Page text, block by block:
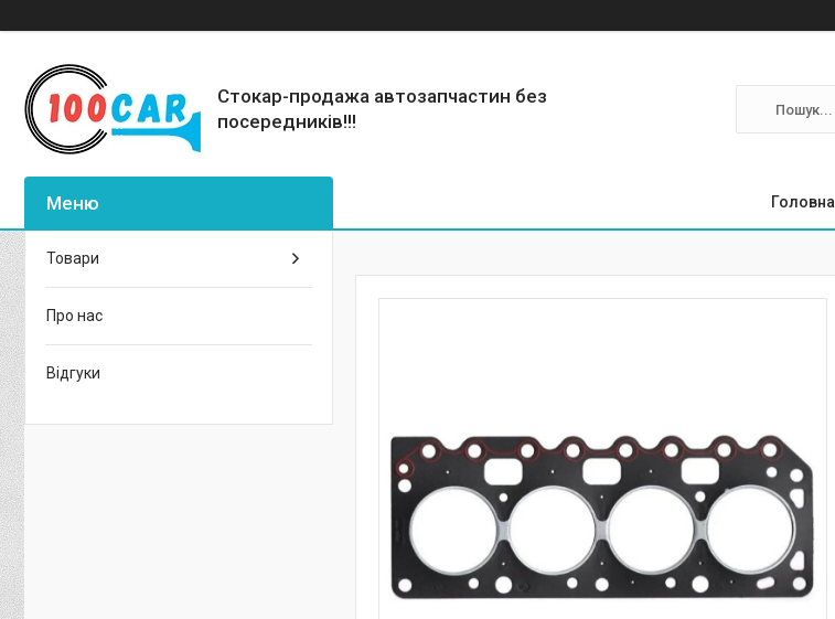
Стокар-продажа автозапчастин без
посередників!!!
Головна
Товари
Про нас
Відгуки